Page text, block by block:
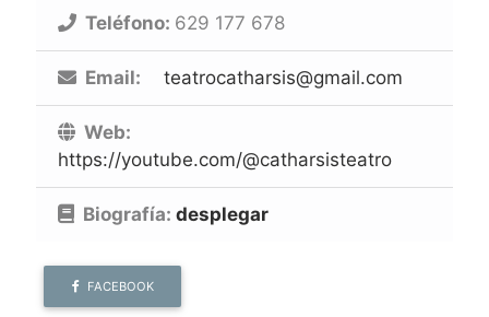
Teléfono: 629 177 678
Email: teatrocatharsis@gmail.com
Web:
https://youtube.com/@catharsisteatro
Biografía: desplegar
FACEBOOK